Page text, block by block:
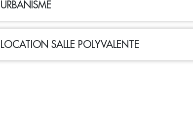
URBANISME
LOCATION SALLE POLYVALENTE